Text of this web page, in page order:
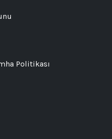
Politikası